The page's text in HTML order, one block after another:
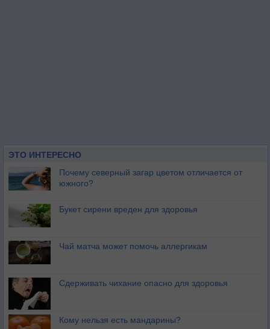
ЭТО ИНТЕРЕСНО
Почему северный загар цветом отличается от
южного?
Букет сирени вреден для здоровья
Чай матча может помочь аллергикам
Сдерживать чихание опасно для здоровья
Кому нельзя есть мандарины?